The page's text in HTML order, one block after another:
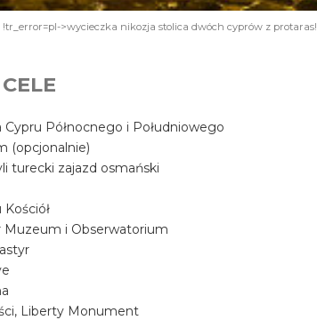
!tr_error=pl->wycieczka nikozja stolica dwóch cyprów z protaras!
Cypru Północnego i Południowego
(opcjonalnie)
turecki zajazd osmański
Muzeum i Obserwatorium
Liberty Monument